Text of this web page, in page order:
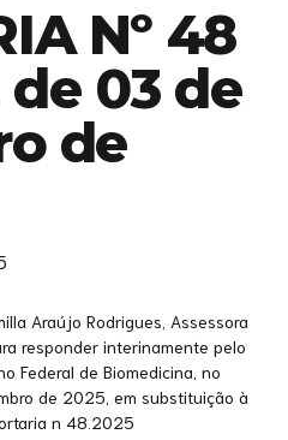
Nº 48
de 03 de
de
Araújo Rodrigues, Assessora
responder interinamente pelo
Federal de Biomedicina, no
de 2025, em substituição à
n 48.2025